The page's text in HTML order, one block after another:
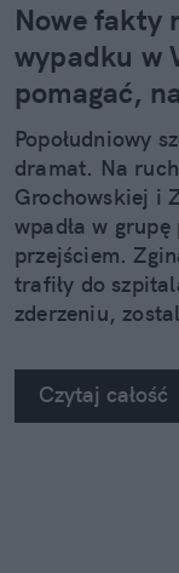
Nowe fakty
wypadku w
pomagać,
Popołudniowy
dramat. Na
Grochowskiej i
wpadła w
przejściem.
trafiły do
zderzeniu,
Czytaj całość